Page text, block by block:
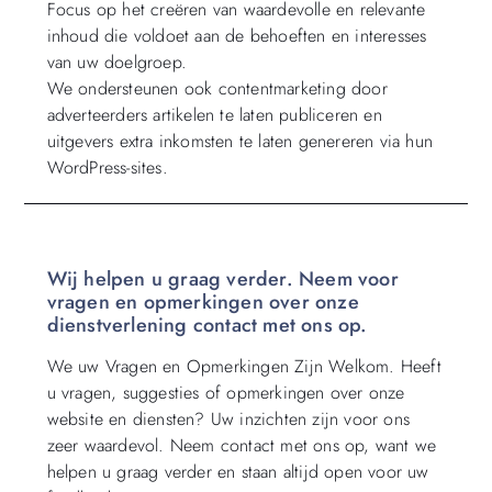
Focus op het creëren van waardevolle en relevante
inhoud die voldoet aan de behoeften en interesses
van uw doelgroep.
We ondersteunen ook contentmarketing door
adverteerders artikelen te laten publiceren en
uitgevers extra inkomsten te laten genereren via hun
WordPress-sites.
Wij helpen u graag verder. Neem voor
vragen en opmerkingen over onze
dienstverlening contact met ons op.
We uw Vragen en Opmerkingen Zijn Welkom. Heeft
u vragen, suggesties of opmerkingen over onze
website en diensten? Uw inzichten zijn voor ons
zeer waardevol. Neem contact met ons op, want we
helpen u graag verder en staan altijd open voor uw